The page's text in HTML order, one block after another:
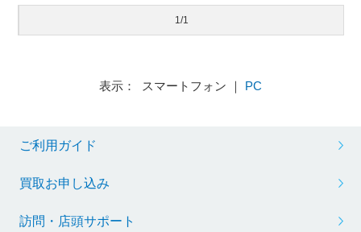
1/1
表示： スマートフォン ｜ PC
ご利用ガイド
買取お申し込み
訪問・店頭サポート